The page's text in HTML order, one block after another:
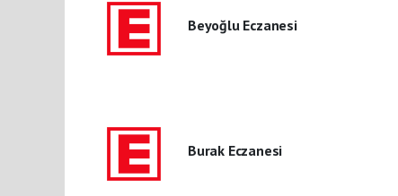
Beyoğlu Eczanesi
Burak Eczanesi